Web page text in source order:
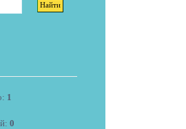
1
0